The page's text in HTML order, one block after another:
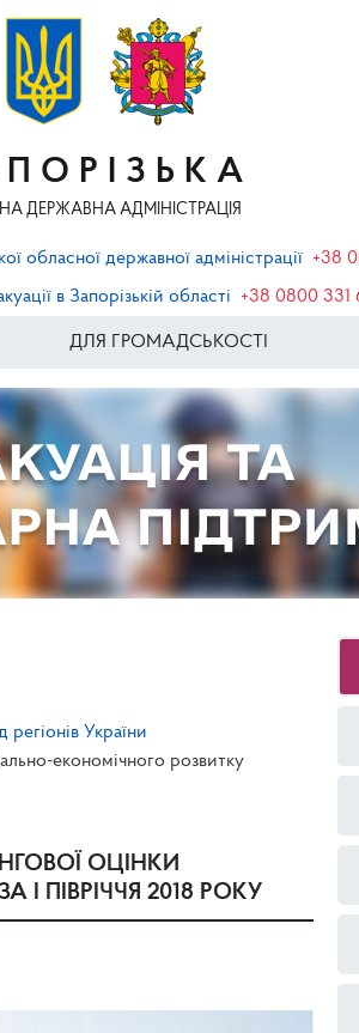
ДЕРЖАВНА АДМІНІСТРАЦІЯ
обласної державної адміністрації +38
в Запорізькій області
+38 0800 331
ДЛЯ ГРОМАДСЬКОСТІ
регіонів України
економічного розвитку
ОЦІНКИ
ПІВРІЧЧЯ 2018 РОКУ